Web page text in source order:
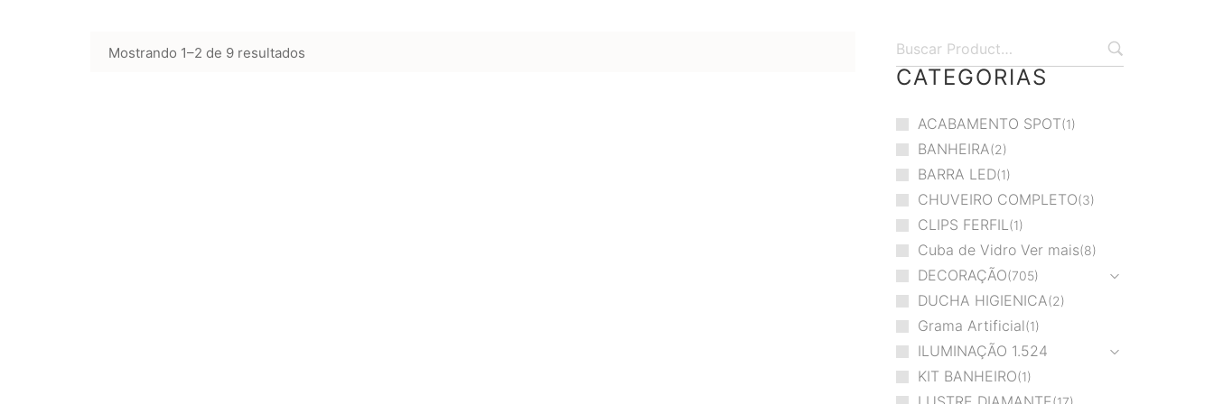
Mostrando 1–2 de 9 resultados
CATEGORIAS
ACABAMENTO SPOT 1
BANHEIRA 2
BARRA LED 1
CHUVEIRO COMPLETO 3
CLIPS FERFIL 1
Cuba de Vidro Ver mais 8
DECORAÇÃO 705
DUCHA HIGIENICA 2
Grama Artificial 1
ILUMINAÇÃO 1.524
KIT BANHEIRO 1